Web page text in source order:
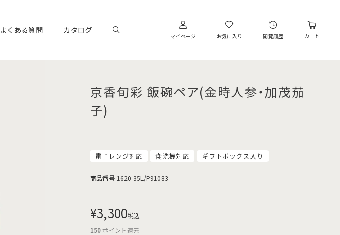
よくある質問 カタログ
マイページ お気に入り 閲覧履歴 カート
京香旬彩 飯碗ペア(金時人参・加茂茄
子)
電子レンジ対応 食洗機対応 ギフトボックス入り
商品番号 1620-35L/P91083
¥3,300税込
150ポイント還元